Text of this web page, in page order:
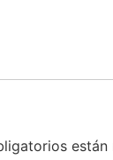
están